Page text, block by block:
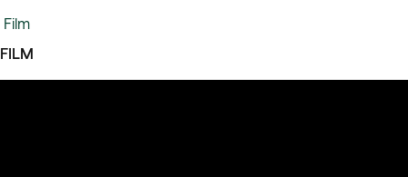
Film
FILM